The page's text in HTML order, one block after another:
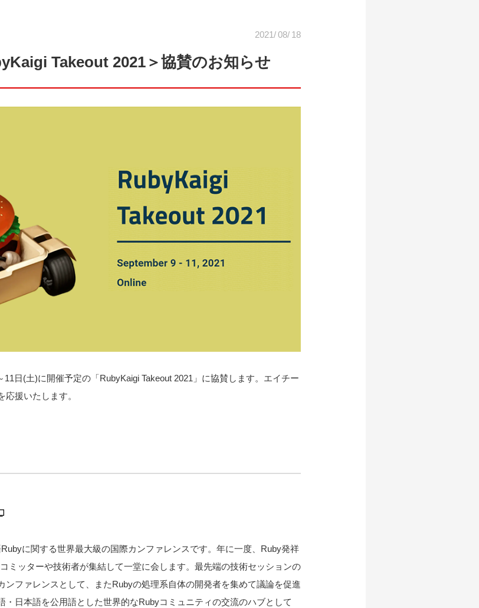
2021/08/ 18
Takeout 2021＞協賛のお知らせ
日(土)に開催予定の「RubyKaigi Takeout 2021」に協賛します。エイチー
応援いたします。
に関する世界最大級の国際カンファレンスです。年に一度、Ruby発祥
ミッターや技術者が集結して一堂に会します。最先端の技術セッションの
ンファレンスとして、またRubyの処理系自体の開発者を集めて議論を促進
・日本語を公用語とした世界的なRubyコミュニティの交流のハブとして